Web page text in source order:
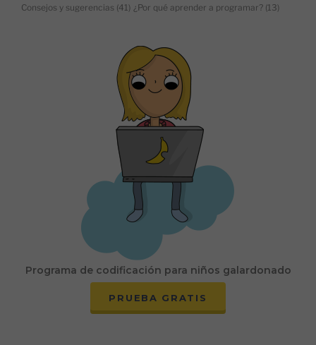
Consejos y sugerencias (41) ¿Por qué aprender a programar? (13)
Programa de codificación para niños galardonado
PRUEBA GRATIS